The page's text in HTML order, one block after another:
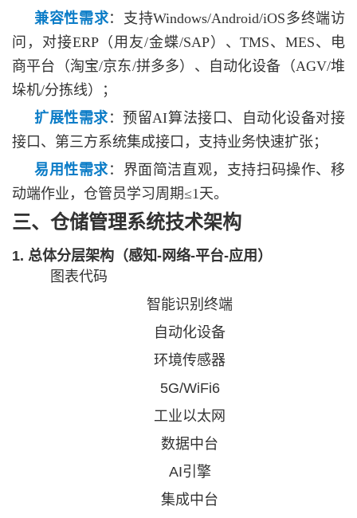
兼容性需求：支持Windows/Android/iOS多终端访
问，对接ERP（用友/金蝶/SAP）、TMS、MES、电
商平台（淘宝/京东/拼多多）、自动化设备（AGV/堆
垛机/分拣线）；
扩展性需求：预留AI算法接口、自动化设备对接
接口、第三方系统集成接口，支持业务快速扩张；
易用性需求：界面简洁直观，支持扫码操作、移
动端作业，仓管员学习周期≤1天。
三、仓储管理系统技术架构
1. 总体分层架构（感知-网络-平台-应用）
图表代码
智能识别终端
自动化设备
环境传感器
5G/WiFi6
工业以太网
数据中台
AI引擎
集成中台